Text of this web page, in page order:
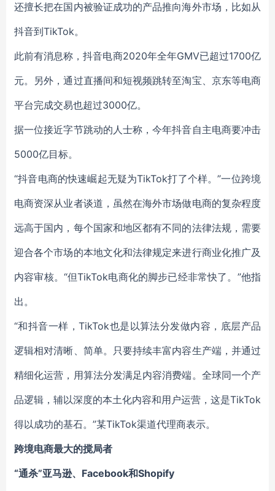
还擅长把在国内被验证成功的产品推向海外市场，比如从
抖音到TikTok。
此前有消息称，抖音电商2020年全年GMV已超过1700亿
元。另外，通过直播间和短视频跳转至淘宝、京东等电商
平台完成交易也超过3000亿。
据一位接近字节跳动的人士称，今年抖音自主电商要冲击
5000亿目标。
“抖音电商的快速崛起无疑为TikTok打了个样。”一位跨境
电商资深从业者谈道，虽然在海外市场做电商的复杂程度
远高于国内，每个国家和地区都有不同的法律法规，需要
迎合各个市场的本地文化和法律规定来进行商业化推广及
内容审核。“但TikTok电商化的脚步已经非常快了。”他指
出。
“和抖音一样，TikTok也是以算法分发做内容，底层产品
逻辑相对清晰、简单。只要持续丰富内容生产端，并通过
精细化运营，用算法分发满足内容消费端。全球同一个产
品逻辑，辅以深度的本土化内容和用户运营，这是TikTok
得以成功的基石。”某TikTok渠道代理商表示。
跨境电商最大的搅局者
“通杀”亚马逊、Facebook和Shopify